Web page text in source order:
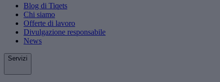
Blog di Tiqets
Chi siamo
Offerte di lavoro
Divulgazione responsabile
News
Servizi